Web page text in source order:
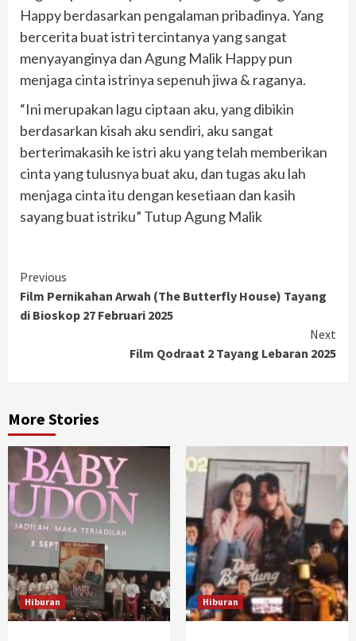
Happy berdasarkan pengalaman pribadinya. Yang
bercerita buat istri tercintanya yang sangat
menyayanginya dan Agung Malik Happy pun
menjaga cinta istrinya sepenuh jiwa & raganya.
“Ini merupakan lagu ciptaan aku, yang dibikin
berdasarkan kisah aku sendiri, aku sangat
berterimakasih ke istri aku yang telah memberikan
cinta yang tulusnya buat aku, dan tugas aku lah
menjaga cinta itu dengan kesetiaan dan kasih
sayang buat istriku” Tutup Agung Malik
Continue
Reading
Previous
Film Pernikahan Arwah (The Butterfly House) Tayang
di Bioskop 27 Februari 2025
Next
Film Qodraat 2 Tayang Lebaran 2025
More Stories
Hiburan Hiburan